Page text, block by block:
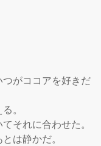
がココアを好きだ
。
それに合わせた。
は静かだ。